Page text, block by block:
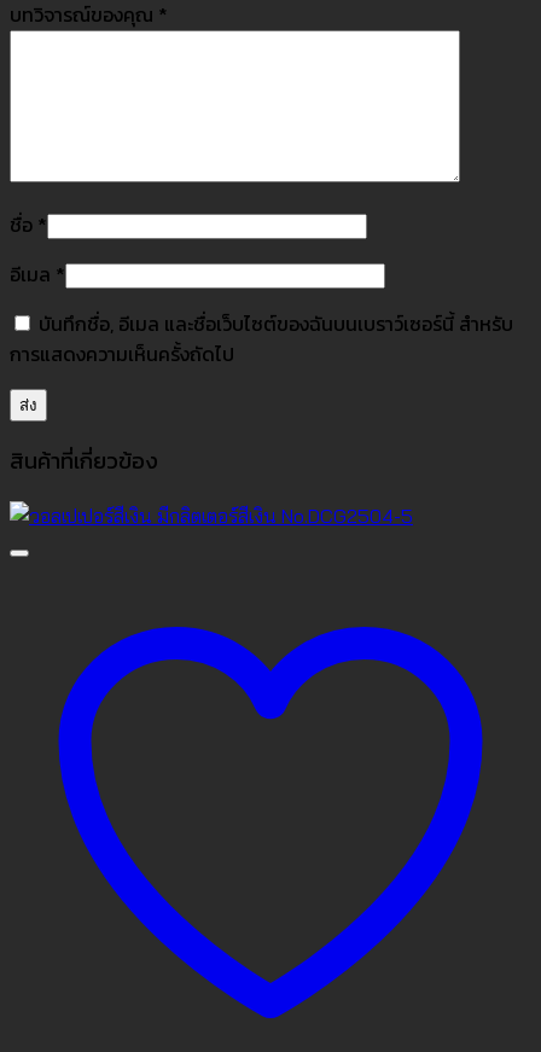
บทวิจารณ์ของคุณ *
ชื่อ *
อีเมล *
บันทึกชื่อ, อีเมล และชื่อเว็บไซต์ของฉันบนเบราว์เซอร์นี้ สำหรับ
การแสดงความเห็นครั้งถัดไป
สินค้าที่เกี่ยวข้อง